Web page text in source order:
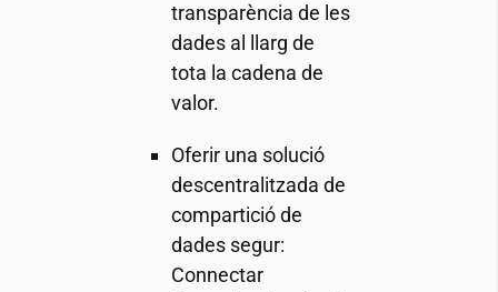
transparència de les
dades al llarg de
tota la cadena de
valor.
Oferir una solució
descentralitzada de
compartició de
dades segur:
Connectar